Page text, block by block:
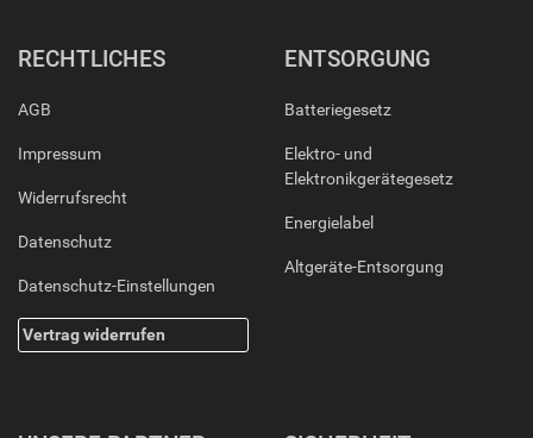
RECHTLICHES
AGB
Impressum
Widerrufsrecht
Datenschutz
Datenschutz-Einstellungen
Vertrag widerrufen
ENTSORGUNG
Batteriegesetz
Elektro- und
Elektronikgerätegesetz
Energielabel
Altgeräte-Entsorgung